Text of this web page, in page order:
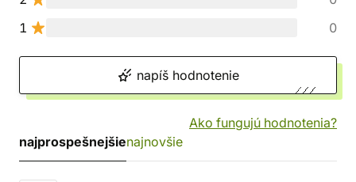
1
0
napíš hodnotenie
Ako fungujú hodnotenia?
najprospešnejšienajnovšie